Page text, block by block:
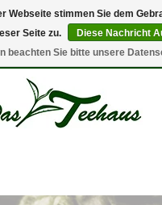
Webseite stimmen Sie dem
Seite zu.
Diese Nachricht
beachten Sie bitte unsere